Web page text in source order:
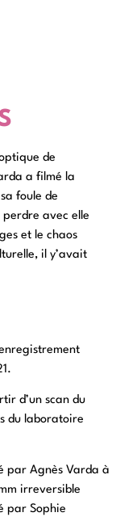
de
a filmé la
foule de
perdre avec elle
et le chaos
il y’avait
d’un scan du
du laboratoire
par Agnès Varda à
irreversible
par Sophie